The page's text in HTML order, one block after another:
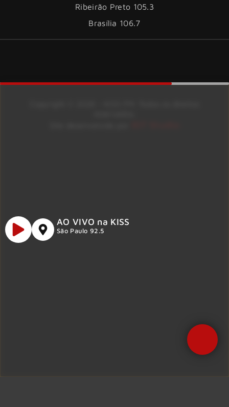
Ribeirão Preto 105.3
Brasília 106.7
AO VIVO na KISS
São Paulo 92.5